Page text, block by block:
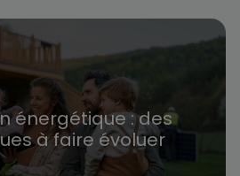
énergétique : des
à faire évoluer